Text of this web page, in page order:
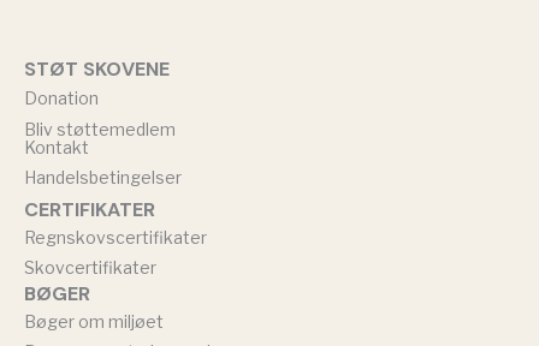
STØT SKOVENE
Donation
Bliv støttemedlem
Kontakt
Handelsbetingelser
CERTIFIKATER
Regnskovscertifikater
Skovcertifikater
BØGER
Bøger om miljøet